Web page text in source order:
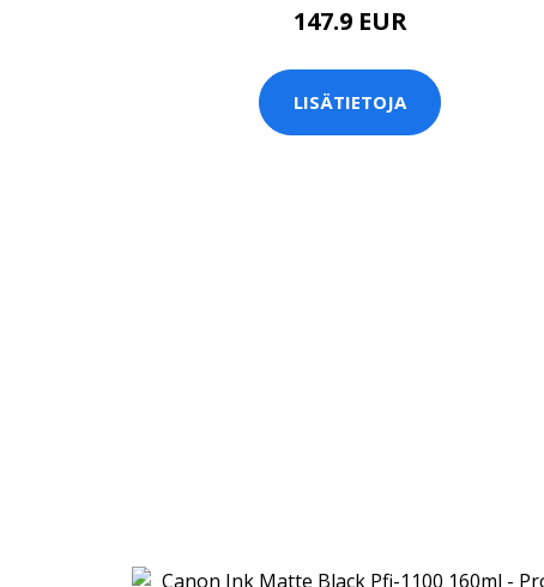
147.9 EUR
LISÄTIETOJA